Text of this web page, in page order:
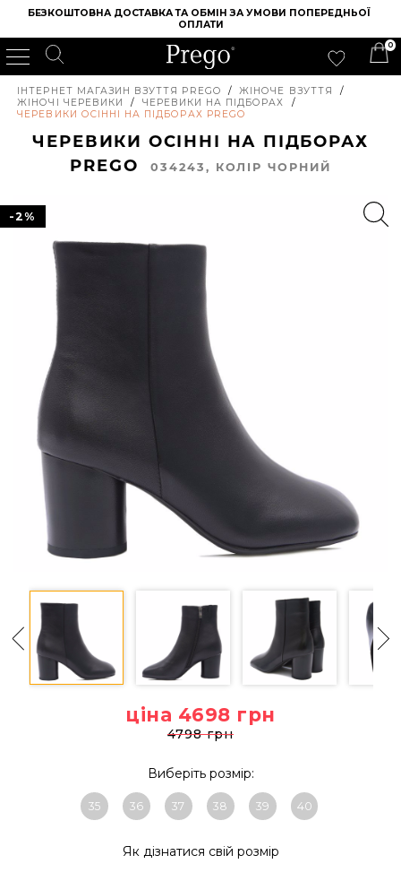
БЕЗКОШТОВНА ДОСТАВКА ТА ОБМІН ЗА УМОВИ ПОПЕРЕДНЬОЇ
ОПЛАТИ
0
ІНТЕРНЕТ МАГАЗИН ВЗУТТЯ PREGO / ЖІНОЧЕ ВЗУТТЯ
/
ЖІНОЧІ ЧЕРЕВИКИ
/ ЧЕРЕВИКИ НА ПІДБОРАХ
/
ЧЕРЕВИКИ ОСІННІ НА ПІДБОРАХ PREGO
ЧЕРЕВИКИ ОСІННІ НА ПІДБОРАХ
PREGO034243, КОЛIР ЧОРНИЙ
-2%
ціна 4698 грн
4798 грн
Виберіть розмір:
35 36 37 38 39 40
Як дізнатися свій розмір